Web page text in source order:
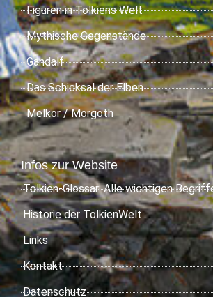
Figuren in Tolkiens Welt
Mythische Gegenstände
Gandalf
Das Schicksal der Elben
Melkor / Morgoth
Infos zur Website
Tolkien-Glossar: Alle wichtigen
Historie der TolkienWelt
Links
Kontakt
Datenschutz